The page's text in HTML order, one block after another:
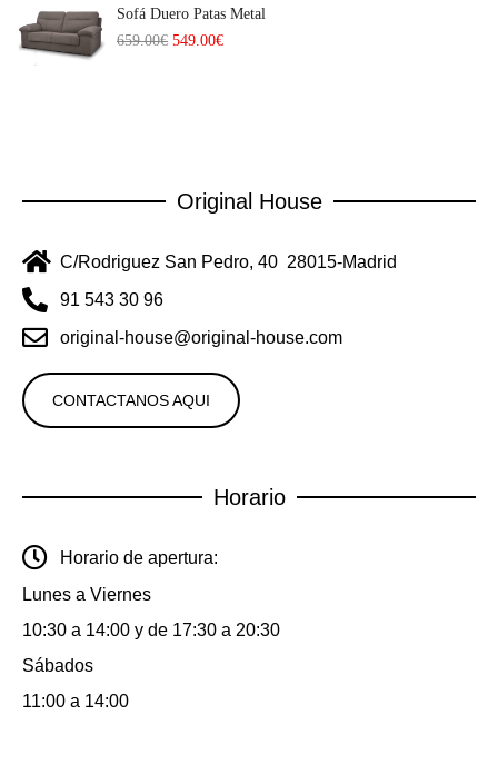
Sofá Duero Patas Metal
659.00€ 549.00€
Original House
C/Rodriguez San Pedro, 40 28015-Madrid
91 543 30 96
original-house@original-house.com
CONTACTANOS AQUI
Horario
Horario de apertura:
Lunes a Viernes
10:30 a 14:00 y de 17:30 a 20:30
Sábados
11:00 a 14:00